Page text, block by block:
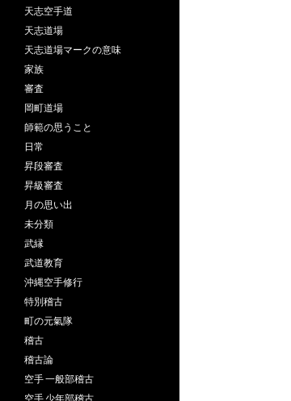
天志空手道
天志道場
天志道場マークの意味
家族
審査
岡町道場
師範の思うこと
日常
昇段審査
昇級審査
月の思い出
未分類
武縁
武道教育
沖縄空手修行
特別稽古
町の元氣隊
稽古
稽古論
空手 一般部稽古
空手 少年部稽古